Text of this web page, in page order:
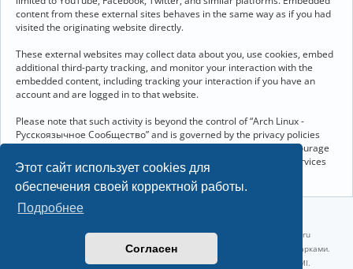
Этот сайт использует cookies для
обеспечения своей корректной работы.
Подробнее
Согласен
content from these external sites behaves in the same way as if you had
visited the originating website directly.
These external websites may collect data about you, use cookies, embed
additional third-party tracking, and monitor your interaction with the
embedded content, including tracking your interaction if you have an
account and are logged in to that website.
Please note that such activity is beyond the control of “Arch Linux -
Русскоязычное Сообщество” and is governed by the privacy policies
and terms of service of the respective external websites. We encourage
you to review the privacy and cookie policies of any third-party services
you interact with through embedded content.
Linux 6.18.40-1-lts x86_64 GNU/Linux 2026-07-26 08:48:12 |
vps reg.ru
Название и логотип Arch Linux ™ являются признанными торговыми марками.
Linux ® — зарегистрированная торговая марка Linus Torvalds и LMI.